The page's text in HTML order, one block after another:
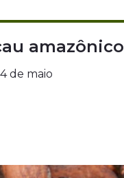
amazônico
de maio